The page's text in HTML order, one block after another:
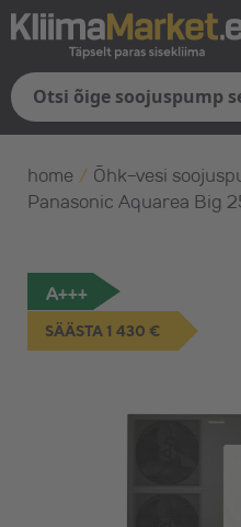
home / Õhk-vesi
Panasonic Aquarea Big
A+++
SÄÄSTA 1 430 €